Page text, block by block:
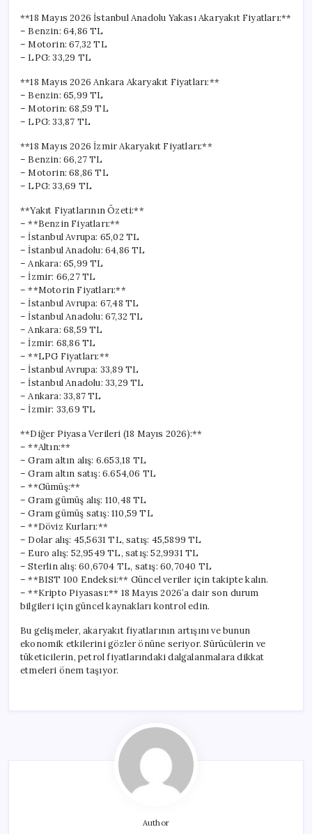
**18 Mayıs 2026 İstanbul Anadolu Yakası Akaryakıt Fiyatları:**
– Benzin: 64,86 TL
– Motorin: 67,32 TL
– LPG: 33,29 TL
**18 Mayıs 2026 Ankara Akaryakıt Fiyatları:**
– Benzin: 65,99 TL
– Motorin: 68,59 TL
– LPG: 33,87 TL
**18 Mayıs 2026 İzmir Akaryakıt Fiyatları:**
– Benzin: 66,27 TL
– Motorin: 68,86 TL
– LPG: 33,69 TL
**Yakıt Fiyatlarının Özeti:**
– **Benzin Fiyatları:**
– İstanbul Avrupa: 65,02 TL
– İstanbul Anadolu: 64,86 TL
– Ankara: 65,99 TL
– İzmir: 66,27 TL
– **Motorin Fiyatları:**
– İstanbul Avrupa: 67,48 TL
– İstanbul Anadolu: 67,32 TL
– Ankara: 68,59 TL
– İzmir: 68,86 TL
– **LPG Fiyatları:**
– İstanbul Avrupa: 33,89 TL
– İstanbul Anadolu: 33,29 TL
– Ankara: 33,87 TL
– İzmir: 33,69 TL
**Diğer Piyasa Verileri (18 Mayıs 2026):**
– **Altın:**
– Gram altın alış: 6.653,18 TL
– Gram altın satış: 6.654,06 TL
– **Gümüş:**
– Gram gümüş alış: 110,48 TL
– Gram gümüş satış: 110,59 TL
– **Döviz Kurları:**
– Dolar alış: 45,5631 TL, satış: 45,5899 TL
– Euro alış: 52,9549 TL, satış: 52,9931 TL
– Sterlin alış: 60,6704 TL, satış: 60,7040 TL
– **BIST 100 Endeksi:** Güncel veriler için takipte kalın.
– **Kripto Piyasası:** 18 Mayıs 2026’a dair son durum
bilgileri için güncel kaynakları kontrol edin.
Bu gelişmeler, akaryakıt fiyatlarının artışını ve bunun
ekonomik etkilerini gözler önüne seriyor. Sürücülerin ve
tüketicilerin, petrol fiyatlarındaki dalgalanmalara dikkat
etmeleri önem taşıyor.
Author